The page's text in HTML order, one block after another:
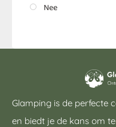
Nee
Glamping is de perfecte
en biedt je de kans om